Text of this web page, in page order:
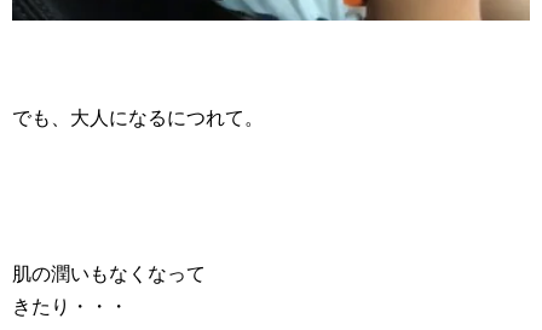
でも、大人になるにつれて。
肌の潤いもなくなって
きたり・・・